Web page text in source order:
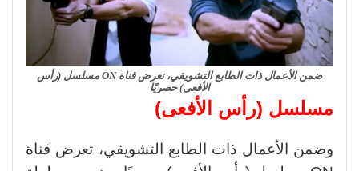
ضمن الأعمال ذات الطابع التشويقي، تعرض قناة ON مسلسل (رأس
الأفعى) حصريًا
مسلسل (رأس الأفعى)
وضمن الأعمال ذات الطابع التشويقي، تعرض قناة